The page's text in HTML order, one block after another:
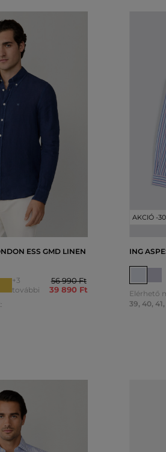
ESS GMD LINEN
+3
további
56 990 Ft
39 890 Ft
AKCIÓ -
ING
Elérhető
39, 40, 41 ,